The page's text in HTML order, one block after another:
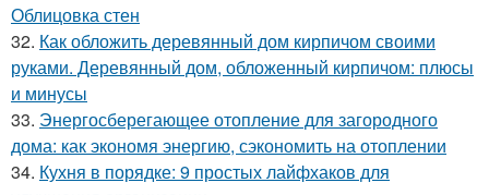
Облицовка стен
32. Как обложить деревянный дом кирпичом своими
руками. Деревянный дом, обложенный кирпичом: плюсы
и минусы
33. Энергосберегающее отопление для загородного
дома: как экономя энергию, сэкономить на отоплении
34. Кухня в порядке: 9 простых лайфхаков для